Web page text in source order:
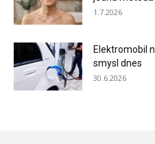
1.7.2026
Elektromobil
smysl dnes
30.6.2026